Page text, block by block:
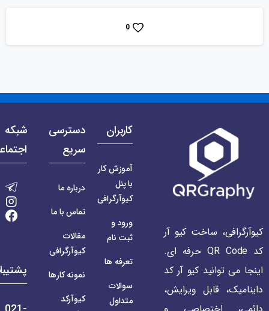
0
کیوآرگرافی، ساخت کیو آر
کد QR Code حرفه ای.
اینجا می توانید کیو آر کد
داینامیک، قابل ویرایش،
کاربران
آموزش کار
با پنل
کیوآرگرافی
ورود و
ثبت نام
تعرفه ها
سوالات
متداول
دسترسی
سریع
درباره ما
تماس با ما
مقالات
کیوآرگرافی
نمونه کارها
کیوآرکد